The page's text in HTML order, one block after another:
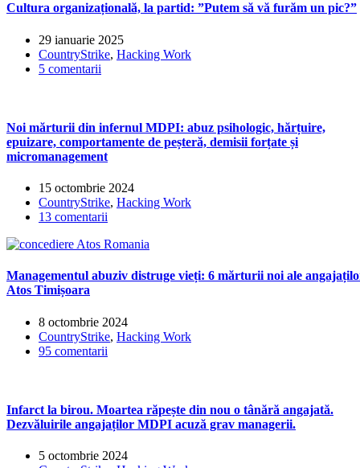
Cultura organizațională, la partid: ”Putem să vă furăm un pic?”
29 ianuarie 2025
CountryStrike, Hacking Work
5 comentarii
Noi mărturii din infernul MDPI: abuz psihologic, hărțuire,
epuizare, comportamente de peșteră, demisii forțate și
micromanagement
15 octombrie 2024
CountryStrike, Hacking Work
13 comentarii
Managementul abuziv distruge vieți: 6 mărturii noi ale
Atos Timișoara
8 octombrie 2024
CountryStrike, Hacking Work
95 comentarii
Infarct la birou. Moartea răpește din nou o tânără angajată.
Dezvăluirile angajaților MDPI acuză grav managerii.
5 octombrie 2024